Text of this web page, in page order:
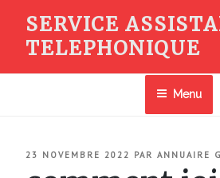
contenu
SERVICE
TELEPHONIQUE
Menu
PUBLIÉ
23 NOVEMBRE 2022 PAR ANNUAIRE